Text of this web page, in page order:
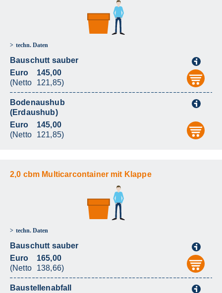
techn. Daten
Bauschutt sauber
Euro
(Netto
145,00
121,85)
Bodenaushub
(Erdaushub)
Euro
(Netto
145,00
121,85)
2,0 cbm Multicarcontainer mit Klappe
techn. Daten
Bauschutt sauber
Euro
(Netto
165,00
138,66)
Baustellenabfall